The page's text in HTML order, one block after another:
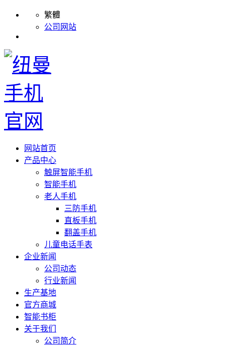
繁體
公司网站
网站首页
产品中心
触屏智能手机
智能手机
老人手机
三防手机
直板手机
翻盖手机
儿童电话手表
企业新闻
公司动态
行业新闻
生产基地
官方商城
智能书柜
关于我们
公司简介